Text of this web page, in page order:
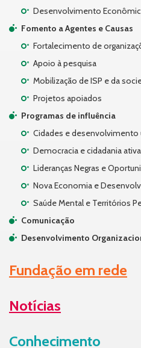
Desenvolvimento
Fomento a Agentes e Causas
Fortalecimento de
Apoio à pesquisa
Mobilização de ISP e da
Projetos apoiados
Programas de influência
Cidades e desenvolvimento
Democracia e cidadania ativa
Lideranças Negras e
Nova Economia e
Saúde Mental e Territórios
Comunicação
Desenvolvimento
Fundação em rede
Notícias
Conhecimento